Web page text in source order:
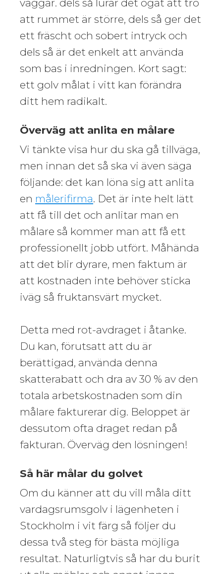
väggar. dels så lurar det ögat att tro
att rummet är större, dels så ger det
ett fräscht och sobert intryck och
dels så är det enkelt att använda
som bas i inredningen. Kort sagt:
ett golv målat i vitt kan förändra
ditt hem radikalt.
Överväg att anlita en målare
Vi tänkte visa hur du ska gå tillväga,
men innan det så ska vi även säga
följande: det kan löna sig att anlita
en målerifirma. Det är inte helt lätt
att få till det och anlitar man en
målare så kommer man att få ett
professionellt jobb utfört. Måhända
att det blir dyrare, men faktum är
att kostnaden inte behöver sticka
iväg så fruktansvärt mycket.
Detta med rot-avdraget i åtanke.
Du kan, förutsatt att du är
berättigad, använda denna
skatterabatt och dra av 30 % av den
totala arbetskostnaden som din
målare fakturerar dig. Beloppet är
dessutom ofta draget redan på
fakturan. Överväg den lösningen!
Så här målar du golvet
Om du känner att du vill måla ditt
vardagsrumsgolv i lägenheten i
Stockholm i vit färg så följer du
dessa två steg för bästa möjliga
resultat. Naturligtvis så har du burit